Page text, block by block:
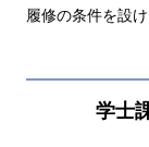
履修の条件を設け
学士